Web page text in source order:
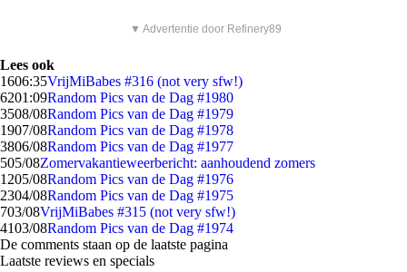
▼ Advertentie door Refinery89
Lees ook
1606:35VrijMiBabes #316 (not very sfw!)
6201:09Random Pics van de Dag #1980
3508/08Random Pics van de Dag #1979
1907/08Random Pics van de Dag #1978
3806/08Random Pics van de Dag #1977
505/08Zomervakantieweerbericht: aanhoudend zomers
1205/08Random Pics van de Dag #1976
2304/08Random Pics van de Dag #1975
703/08VrijMiBabes #315 (not very sfw!)
4103/08Random Pics van de Dag #1974
De comments staan op de laatste pagina
Laatste reviews en specials